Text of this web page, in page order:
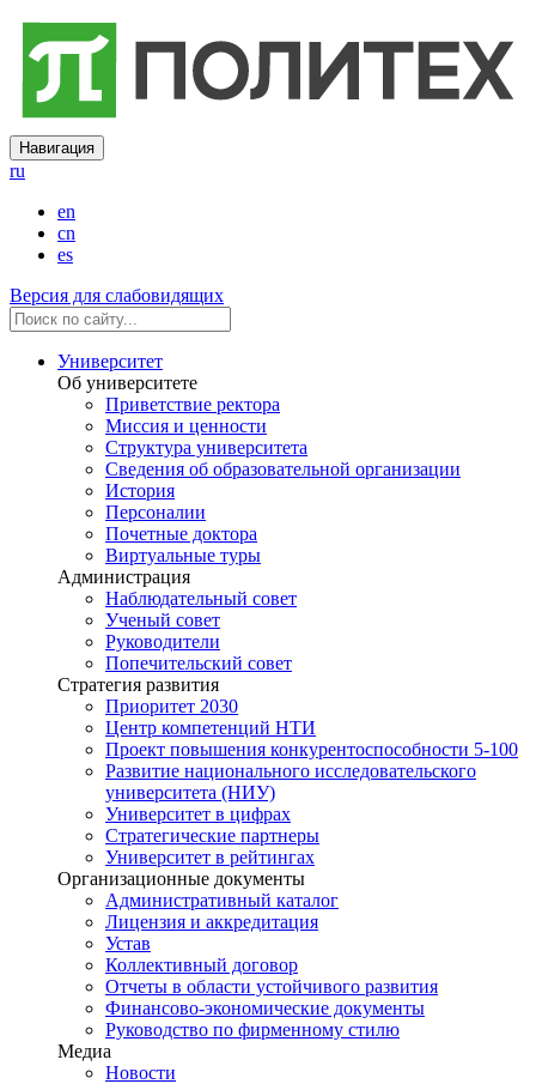
Навигация
ru
en
cn
es
Версия для слабовидящих
Университет
Об университете
Приветствие ректора
Миссия и ценности
Структура университета
Сведения об образовательной организации
История
Персоналии
Почетные доктора
Виртуальные туры
Администрация
Наблюдательный совет
Ученый совет
Руководители
Попечительский совет
Стратегия развития
Приоритет 2030
Центр компетенций НТИ
Проект повышения конкурентоспособности 5-100
Развитие национального исследовательского
университета (НИУ)
Университет в цифрах
Стратегические партнеры
Университет в рейтингах
Организационные документы
Административный каталог
Лицензия и аккредитация
Устав
Коллективный договор
Отчеты в области устойчивого развития
Финансово-экономические документы
Руководство по фирменному стилю
Медиа
Новости